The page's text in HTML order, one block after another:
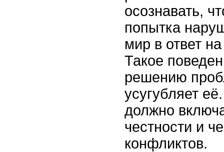
осознавать,
попытка
мир в ответ
Такое
решению
усугубляет
должно
честности и
конфликтов.